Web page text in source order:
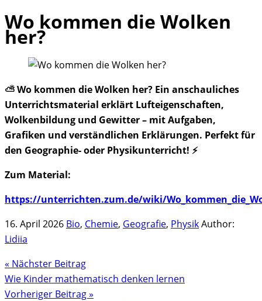
Skip
to
Wo kommen die Wolken
her?
⛅ Wo kommen die Wolken her? Ein anschauliches
Unterrichtsmaterial erklärt Lufteigenschaften,
Wolkenbildung und Gewitter – mit Aufgaben,
Grafiken und verständlichen Erklärungen. Perfekt für
den Geographie- oder Physikunterricht! ⚡
Zum Material:
https://unterrichten.zum.de/wiki/
16. April 2026 Bio, Chemie, Geografie, PhysikAuthor:
Lidiia
« Nächster Beitrag
Wie Kinder mathematisch denken lernen
Vorheriger Beitrag »